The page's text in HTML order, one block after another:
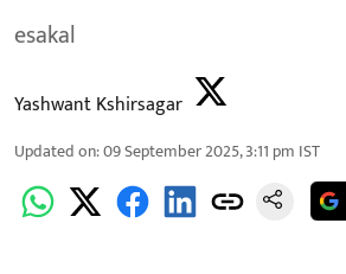
esakal
Yashwant Kshirsagar
Updated on:09 September 2025, 3:11 pm IST